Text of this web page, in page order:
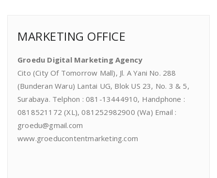
MARKETING OFFICE
Groedu Digital Marketing Agency
Cito (City Of Tomorrow Mall), Jl. A Yani No. 288
(Bunderan Waru) Lantai UG, Blok US 23, No. 3 & 5,
Surabaya. Telphon : 081-13444910, Handphone :
0818521172 (XL), 081252982900 (Wa) Email :
groedu@gmail.com
www.groeducontentmarketing.com